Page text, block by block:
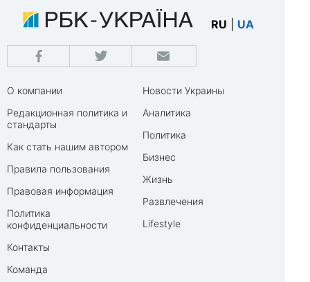
RU UA
О компании
Редакционная политика и
стандарты
Как стать нашим автором
Правила пользования
Правовая информация
Политика
конфиденциальности
Контакты
Команда
Новости Украины
Аналитика
Политика
Бизнес
Жизнь
Развлечения
Lifestyle